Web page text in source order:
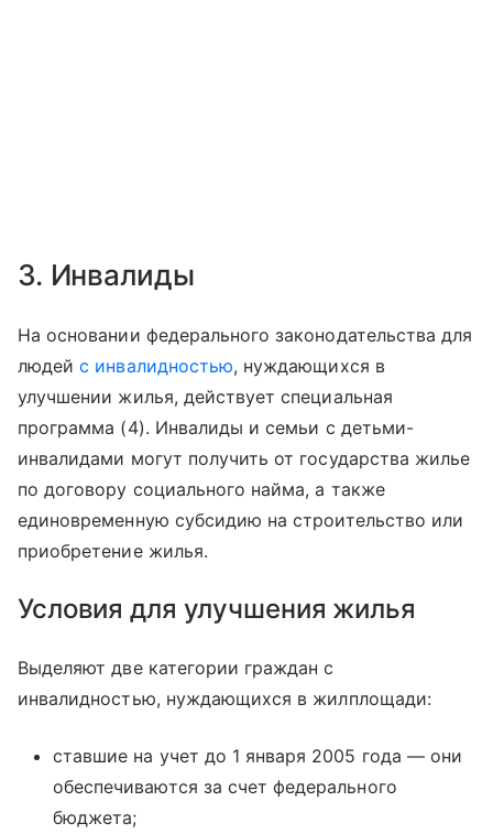
3. Инвалиды
На основании федерального законодательства для
людейс инвалидностью, нуждающихся в
улучшении жилья, действует специальная
программа (4). Инвалиды и семьи с детьми-
инвалидами могут получить от государства жилье
по договору социального найма, а также
единовременную субсидию на строительство или
приобретение жилья.
Условия для улучшения жилья
Выделяют две категории граждан с
инвалидностью, нуждающихся в жилплощади:
ставшие на учет до 1 января 2005 года — они
обеспечиваются за счет федерального
бюджета;